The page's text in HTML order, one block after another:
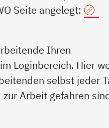
Seite angelegt:
Ihren
Loginbereich. Hier
selbst jeder
Arbeit gefahren